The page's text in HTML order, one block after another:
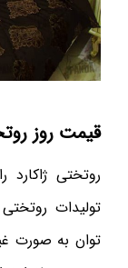
قیمت روز
روتختی ژاکارد
تولیدات
توان به صورت